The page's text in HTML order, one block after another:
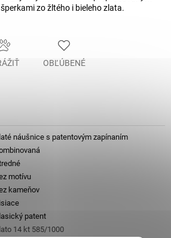
zo žltého i bieleho zlata.
OBĽÚBENÉ
náušnice s patentovým zapínaním
motívu
kameňov
patent
14 kt 585/1000